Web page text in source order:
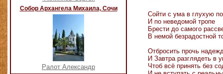
Собор Архангела Михаила, Сочи
Ралот Александр
Сойти с ума в глухую
И по неведомой тропе
Брести до самого
В немой безрадостной
Отбросить прочь
И Завтра разглядеть в
Чтоб всё принять без